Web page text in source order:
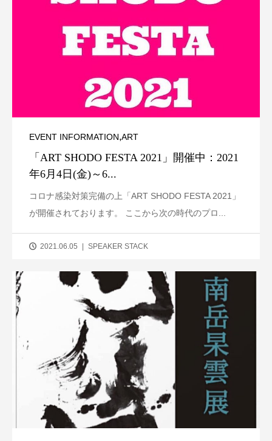
EVENT INFORMATION,ART
「ART SHODO FESTA 2021」開催中：2021
年6月4日(金)～6...
コロナ感染対策完備の上「ART SHODO FESTA 2021」
が開催されております。 ここから次の時代のプロ...
2021.06.05 SPEAKER STACK